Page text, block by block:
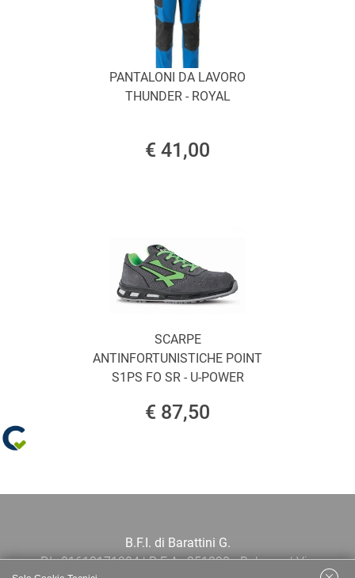
PANTALONI DA LAVORO
THUNDER - ROYAL
€ 41,00
SCARPE
ANTINFORTUNISTICHE POINT
S1PS FO SR - U-POWER
€ 87,50
B.F.I. di Barattini G.
P.I.: 01613171204 | R.E.A.: 351290 - Bologna | Via